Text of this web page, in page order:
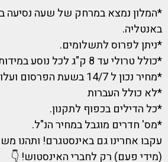
*המלון נמצא במרחק של שעה נסיעה
באנטליה.
*ניתן לפרוס לתשלומים.
*כולל טרולי עד 8 ק"ג לכל נוסע במידות 55X40X23.
*מחיר נכון ל 14/7 בשעת הפרסום ועלול להשתנות
*לא כולל העברות
*כל הדילים בכפוף לתקנון.
*מס' חדרים מוגבל במחיר הנ"ל.
עקבו אחרינו גם באינסטגרם! ותהנו
(מידי פעם) רק לחברי האינסטוש! 👇